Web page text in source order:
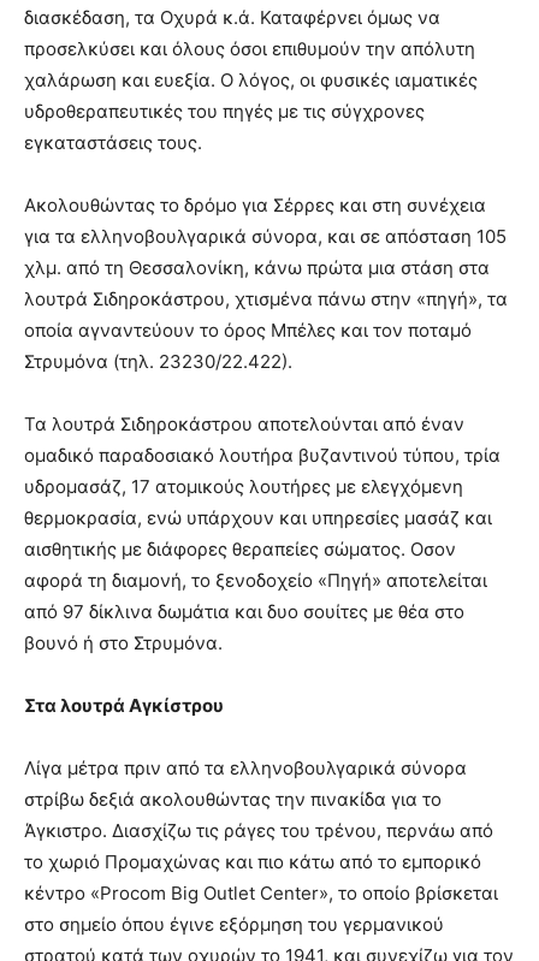
διασκέδαση, τα Οχυρά κ.ά. Καταφέρνει όμως να
προσελκύσει και όλους όσοι επιθυμούν την απόλυτη
χαλάρωση και ευεξία. Ο λόγος, οι φυσικές ιαματικές
υδροθεραπευτικές του πηγές με τις σύγχρονες
εγκαταστάσεις τους.
Ακολουθώντας το δρόμο για Σέρρες και στη συνέχεια
για τα ελληνοβουλγαρικά σύνορα, και σε απόσταση 105
χλμ. από τη Θεσσαλονίκη, κάνω πρώτα μια στάση στα
λουτρά Σιδηροκάστρου, χτισμένα πάνω στην «πηγή», τα
οποία αγναντεύουν το όρος Μπέλες και τον ποταμό
Στρυμόνα (τηλ. 23230/22.422).
Τα λουτρά Σιδηροκάστρου αποτελούνται από έναν
ομαδικό παραδοσιακό λουτήρα βυζαντινού τύπου, τρία
υδρομασάζ, 17 ατομικούς λουτήρες με ελεγχόμενη
θερμοκρασία, ενώ υπάρχουν και υπηρεσίες μασάζ και
αισθητικής με διάφορες θεραπείες σώματος. Οσον
αφορά τη διαμονή, το ξενοδοχείο «Πηγή» αποτελείται
από 97 δίκλινα δωμάτια και δυο σουίτες με θέα στο
βουνό ή στο Στρυμόνα.
Στα λουτρά Αγκίστρου
Λίγα μέτρα πριν από τα ελληνοβουλγαρικά σύνορα
στρίβω δεξιά ακολουθώντας την πινακίδα για το
Άγκιστρο. Διασχίζω τις ράγες του τρένου, περνάω από
το χωριό Προμαχώνας και πιο κάτω από το εμπορικό
κέντρο «Procom Big Outlet Center», το οποίο βρίσκεται
στο σημείο όπου έγινε εξόρμηση του γερμανικού
στρατού κατά των οχυρών το 1941, και συνεχίζω για τον